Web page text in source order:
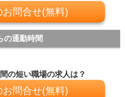
お問合せ(無料)
の通勤時間
の短い職場の求人は？
お問合せ(無料)